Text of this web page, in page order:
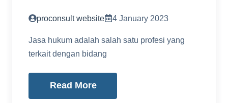
proconsult website 4 January 2023
Jasa hukum adalah salah satu profesi yang
terkait dengan bidang
Read More